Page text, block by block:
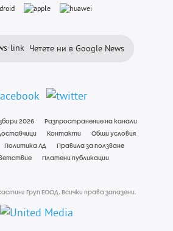
Четете ни в Google News
2026
Разпространение на канали
Контакти
Общи условия
Политика ЛД
Правила за ползване
Платени публикации
Груп ЕООД. Всички права запазени.